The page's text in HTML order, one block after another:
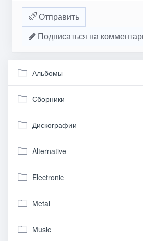
Отправить
Подписаться на
Альбомы
Сборники
Дискографии
Alternative
Electronic
Metal
Music